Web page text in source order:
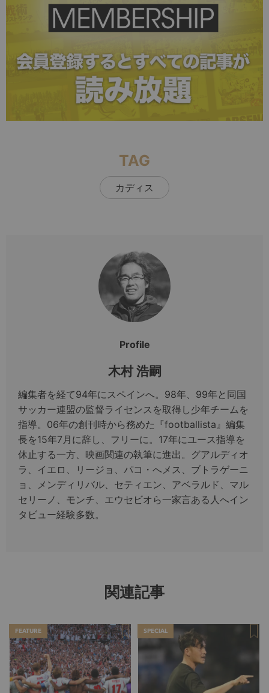
TAG
カディス
Profile
木村 浩嗣
編集者を経て94年にスペインへ。98年、99年と同国
サッカー連盟の監督ライセンスを取得し少年チームを
指導。06年の創刊時から務めた『footballista』編集
長を15年7月に辞し、フリーに。17年にユース指導を
休止する一方、映画関連の執筆に進出。グアルディオ
ラ、イエロ、リージョ、パコ・へメス、ブトラゲーニ
ョ、メンディリバル、セティエン、アベラルド、マル
セリーノ、モンチ、エウセビオら一家言ある人へイン
タビュー経験多数。
関連記事
FEATURE SPECIAL